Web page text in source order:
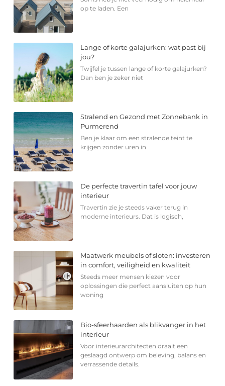
op te laden. Een
Lange of korte galajurken: wat past bij
jou?
Twijfel je tussen lange of korte galajurken?
Dan ben je zeker niet
Stralend en Gezond met Zonnebank in
Purmerend
Ben je klaar om een stralende teint te
krijgen zonder uren in
De perfecte travertin tafel voor jouw
interieur
Travertin zie je steeds vaker terug in
moderne interieurs. Dat is logisch,
Maatwerk meubels of sloten: investeren
in comfort, veiligheid en kwaliteit
Steeds meer mensen kiezen voor
oplossingen die perfect aansluiten op hun
woning
Bio-sfeerhaarden als blikvanger in het
interieur
Voor interieurarchitecten draait een
geslaagd ontwerp om beleving, balans en
verrassende details.